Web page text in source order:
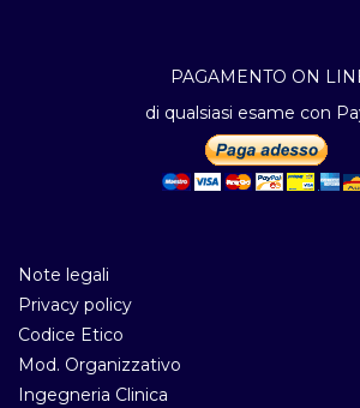
PAGAMENTO ON
di qualsiasi esame con
Note legali
Privacy policy
Codice Etico
Mod. Organizzativo
Ingegneria Clinica